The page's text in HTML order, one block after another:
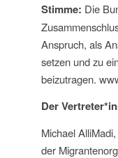
Stimme: Die
Anspruch, als
setzen und zu
beizutragen.
Der
Michael
der